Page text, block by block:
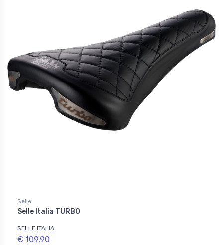
Selle
Selle Italia TURBO
SELLE ITALIA
€ 109,90